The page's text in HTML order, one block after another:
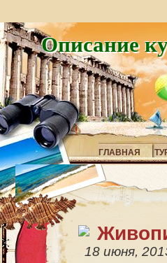
Описание
ГЛАВНАЯ
18 июня,